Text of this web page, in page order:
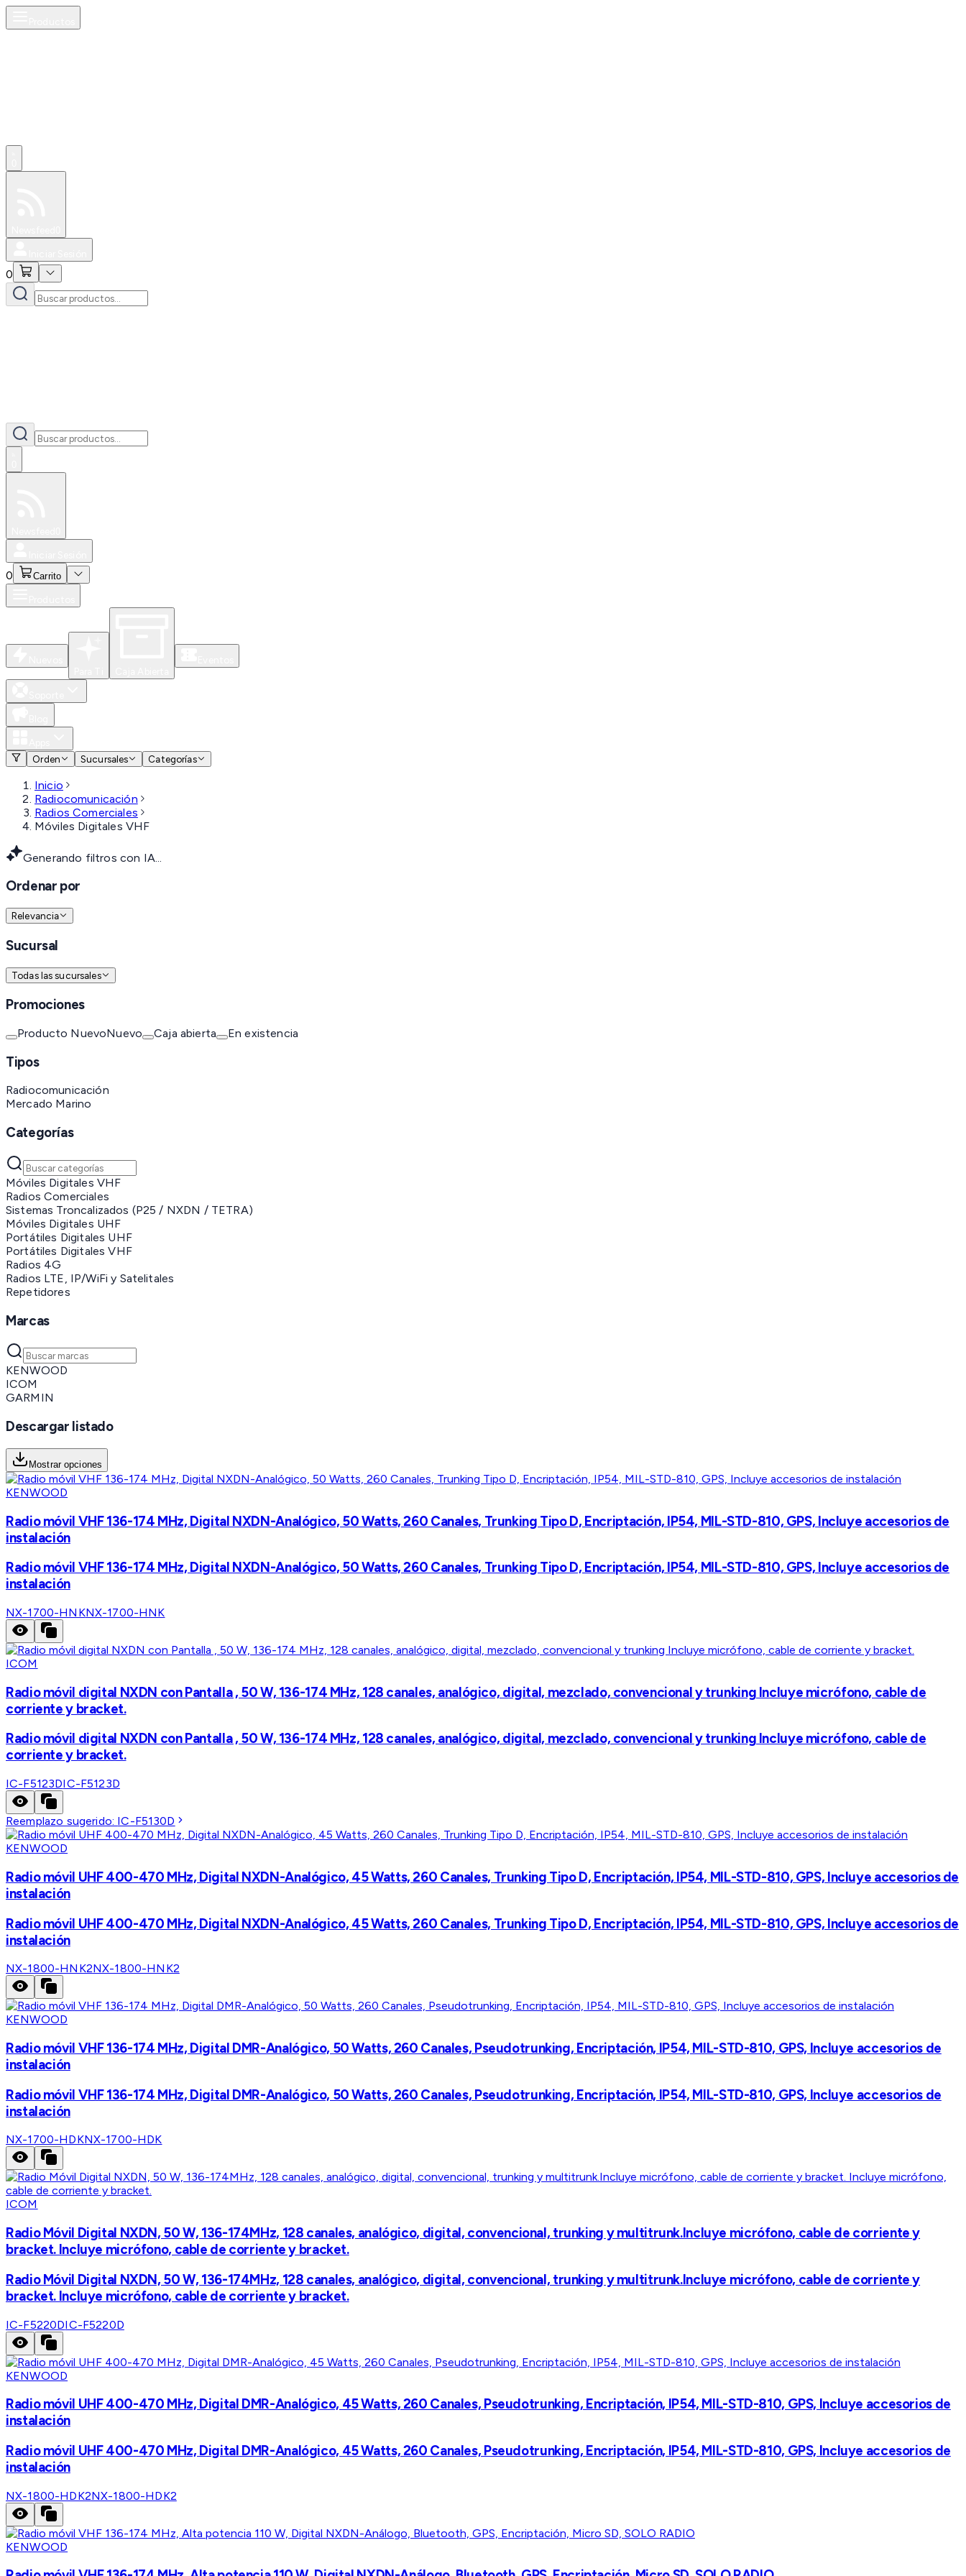
0
0 Carrito
Orden
Sucursales Categorías
Inicio
Radiocomunicación
Radios Comerciales
Móviles Digitales VHF
Generando filtros con IA...
Ordenar por
Relevancia
Sucursal
Todas las sucursales
Promociones
Producto NuevoNuevo Caja abierta En existencia
Tipos
Radiocomunicación
Mercado Marino
Categorías
Móviles Digitales VHF
Radios Comerciales
Sistemas Troncalizados (P25 / NXDN / TETRA)
Móviles Digitales UHF
Portátiles Digitales UHF
Portátiles Digitales VHF
Radios 4G
Radios LTE, IP/WiFi y Satelitales
Repetidores
Marcas
KENWOOD
ICOM
GARMIN
Descargar listado
Mostrar opciones
KENWOOD
Radio móvil VHF 136-174 MHz, Digital NXDN-Analógico, 50 Watts, 260 Canales, Trunking Tipo D, Encriptación, IP54, MIL-STD-810, GPS, Incluye accesorios de
instalación
Radio móvil VHF 136-174 MHz, Digital NXDN-Analógico, 50 Watts, 260 Canales, Trunking Tipo D, Encriptación, IP54, MIL-STD-810, GPS, Incluye accesorios de
instalación
NX-1700-HNKNX-1700-HNK
ICOM
Radio móvil digital NXDN con Pantalla , 50 W, 136-174 MHz, 128 canales, analógico, digital, mezclado, convencional y trunking Incluye micrófono, cable de
corriente y bracket.
Radio móvil digital NXDN con Pantalla , 50 W, 136-174 MHz, 128 canales, analógico, digital, mezclado, convencional y trunking Incluye micrófono, cable de
corriente y bracket.
IC-F5123DIC-F5123D
Reemplazo sugerido: IC-F5130D
KENWOOD
Radio móvil UHF 400-470 MHz, Digital NXDN-Analógico, 45 Watts, 260 Canales, Trunking Tipo D, Encriptación, IP54, MIL-STD-810, GPS, Incluye accesorios de
instalación
Radio móvil UHF 400-470 MHz, Digital NXDN-Analógico, 45 Watts, 260 Canales, Trunking Tipo D, Encriptación, IP54, MIL-STD-810, GPS, Incluye accesorios de
instalación
NX-1800-HNK2NX-1800-HNK2
KENWOOD
Radio móvil VHF 136-174 MHz, Digital DMR-Analógico, 50 Watts, 260 Canales, Pseudotrunking, Encriptación, IP54, MIL-STD-810, GPS, Incluye accesorios de
instalación
Radio móvil VHF 136-174 MHz, Digital DMR-Analógico, 50 Watts, 260 Canales, Pseudotrunking, Encriptación, IP54, MIL-STD-810, GPS, Incluye accesorios de
instalación
NX-1700-HDKNX-1700-HDK
ICOM
Radio Móvil Digital NXDN, 50 W, 136-174MHz, 128 canales, analógico, digital, convencional, trunking y multitrunk.Incluye micrófono, cable de corriente y
bracket. Incluye micrófono, cable de corriente y bracket.
Radio Móvil Digital NXDN, 50 W, 136-174MHz, 128 canales, analógico, digital, convencional, trunking y multitrunk.Incluye micrófono, cable de corriente y
bracket. Incluye micrófono, cable de corriente y bracket.
IC-F5220DIC-F5220D
KENWOOD
Radio móvil UHF 400-470 MHz, Digital DMR-Analógico, 45 Watts, 260 Canales, Pseudotrunking, Encriptación, IP54, MIL-STD-810, GPS, Incluye accesorios de
instalación
Radio móvil UHF 400-470 MHz, Digital DMR-Analógico, 45 Watts, 260 Canales, Pseudotrunking, Encriptación, IP54, MIL-STD-810, GPS, Incluye accesorios de
instalación
NX-1800-HDK2NX-1800-HDK2
KENWOOD